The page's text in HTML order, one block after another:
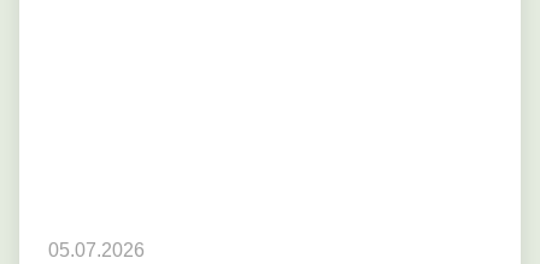
05.07.2026